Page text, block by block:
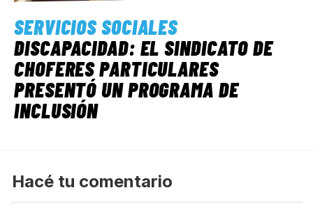
SERVICIOS SOCIALES
DISCAPACIDAD: EL SINDICATO DE
CHOFERES PARTICULARES
PRESENTÓ UN PROGRAMA DE
INCLUSIÓN
Hacé tu comentario